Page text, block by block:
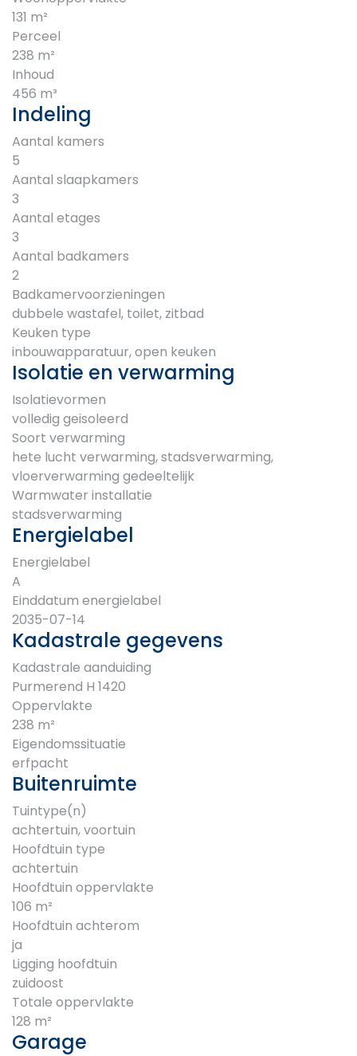
131 m²
Perceel
238 m²
Inhoud
456 m³
Indeling
Aantal kamers
5
Aantal slaapkamers
3
Aantal etages
3
Aantal badkamers
2
Badkamervoorzieningen
dubbele wastafel, toilet, zitbad
Keuken type
inbouwapparatuur, open keuken
Isolatie en verwarming
Isolatievormen
volledig geisoleerd
Soort verwarming
hete lucht verwarming, stadsverwarming,
vloerverwarming gedeeltelijk
Warmwater installatie
stadsverwarming
Energielabel
Energielabel
A
Einddatum energielabel
2035-07-14
Kadastrale gegevens
Kadastrale aanduiding
Purmerend H 1420
Oppervlakte
238 m²
Eigendomssituatie
erfpacht
Buitenruimte
Tuintype(n)
achtertuin, voortuin
Hoofdtuin type
achtertuin
Hoofdtuin oppervlakte
106 m²
Hoofdtuin achterom
ja
Ligging hoofdtuin
zuidoost
Totale oppervlakte
128 m²
Garage